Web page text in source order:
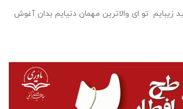
زیبایم تو ای والاترین مهمان دنیایم بدان آغوش